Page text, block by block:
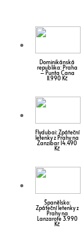
Dominikánská
republika: Praha
– Punta Cana
11.990 Kč
Flydubai: Zpáteční
letenky z Prahy na
Zanzibar 14.490
Kč
Španělsko:
Zpáteční letenky z
Prahy na
Lanzarote 3.990
Kč